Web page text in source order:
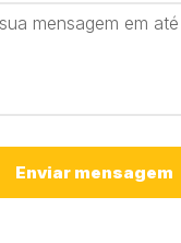
Enviar mensagem